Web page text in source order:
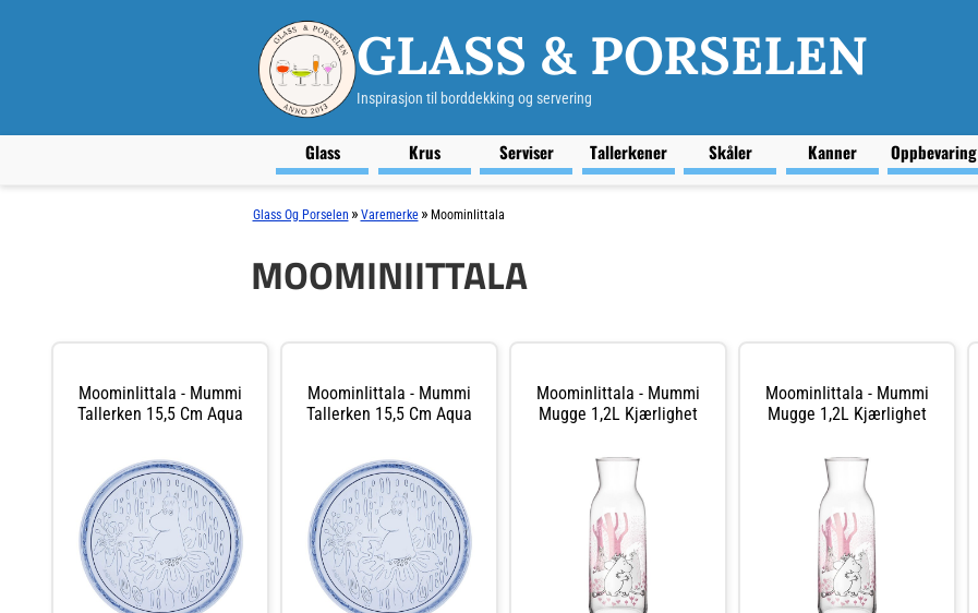
GLASS & PORSELEN
Inspirasjon til borddekking og servering
Glass Krus Serviser Tallerkener Skåler Kanner Oppbevaring
Glass Og Porselen » Varemerke » MoominIittala
MOOMINIITTALA
MoominIittala - Mummi
Tallerken 15,5 Cm Aqua
MoominIittala - Mummi
Tallerken 15,5 Cm Aqua
MoominIittala - Mummi
Mugge 1,2L Kjærlighet
MoominIittala - Mummi
Mugge 1,2L Kjærlighet